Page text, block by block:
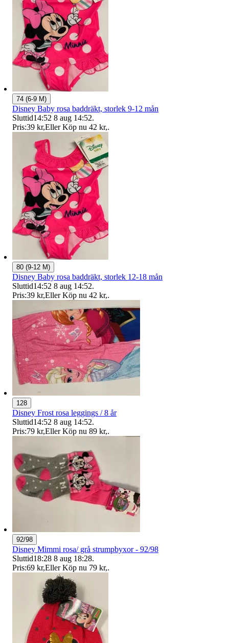
74 (6-9 M)
Disney Baby rosa baddräkt, storlek 9-12 mån
Sluttid14:52 8 aug 14:52.
Pris:39 kr,Eller Köp nu 42 kr,.
80 (9-12 M)
Disney Baby rosa baddräkt, storlek 12-18 mån
Sluttid14:52 8 aug 14:52.
Pris:39 kr,Eller Köp nu 42 kr,.
128
Disney Frost rosa leggings / 8 år
Sluttid14:52 8 aug 14:52.
Pris:79 kr,Eller Köp nu 89 kr,.
92/98
Disney Mimmi rosa/ grå strumpbyxor - 92/98
Sluttid18:28 8 aug 18:28.
Pris:69 kr,Eller Köp nu 79 kr,.